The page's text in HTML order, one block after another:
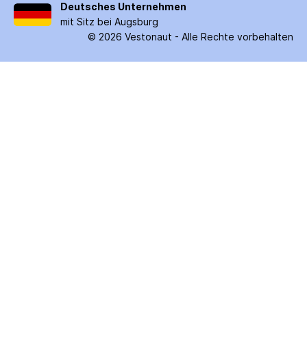
Deutsches Unternehmen
mit Sitz bei Augsburg
© 2026 Vestonaut - Alle Rechte vorbehalten